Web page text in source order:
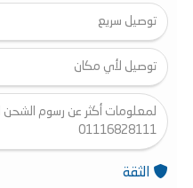
توصيل سريع
توصيل لأي مكان
لمعلومات أكثر عن رسوم الشحن
01116828111
الثقة